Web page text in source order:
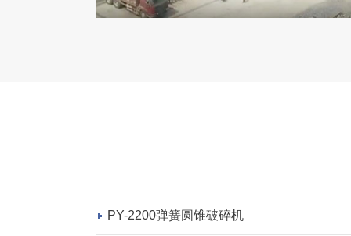
PY-2200弹簧圆锥破碎机